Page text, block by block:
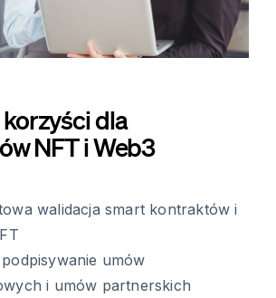
dla
NFT i Web3
walidacja smart kontraktów i
umów
i umów partnerskich